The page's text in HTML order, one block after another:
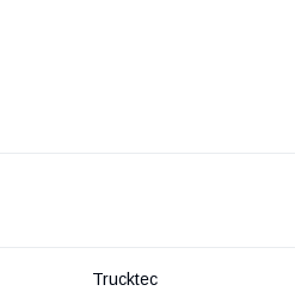
Trucktec